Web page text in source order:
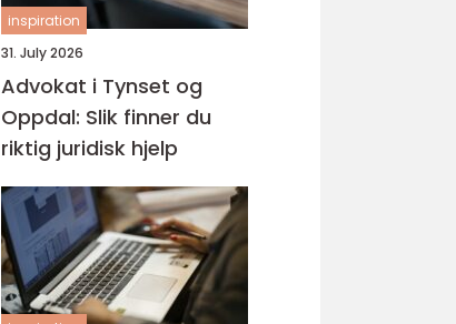
inspiration
31. July 2026
Advokat i Tynset og
Oppdal: Slik finner du
riktig juridisk hjelp